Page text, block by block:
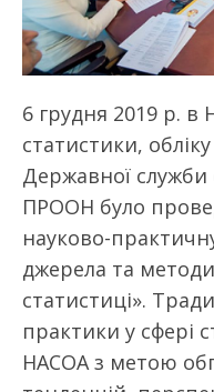
6 грудня 2019 р. в
статистики,
Державної служби
ПРООН було
науково-
джерела та
статистиці».
практики у сфері
НАСОА з метою